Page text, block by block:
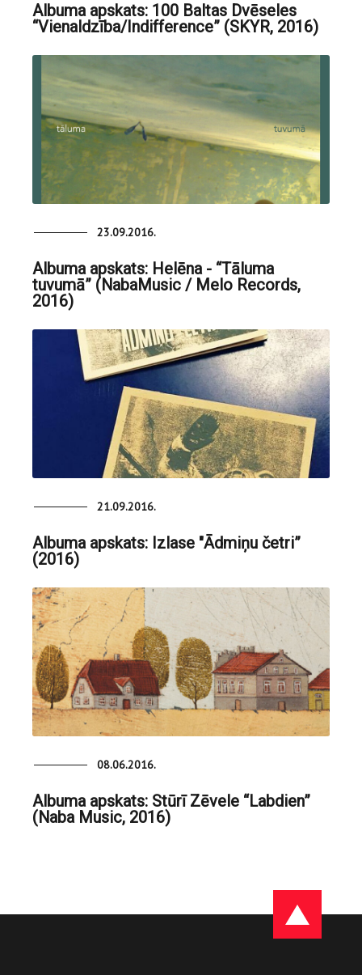
Albuma apskats: 100 Baltas Dvēseles
“Vienaldzība/Indifference” (SKYR, 2016)
23.09.2016.
Albuma apskats: Helēna - “Tāluma
tuvumā” (NabaMusic / Melo Records,
2016)
21.09.2016.
Albuma apskats: Izlase "Ādmiņu četri”
(2016)
08.06.2016.
Albuma apskats: Stūrī Zēvele “Labdien”
(Naba Music, 2016)